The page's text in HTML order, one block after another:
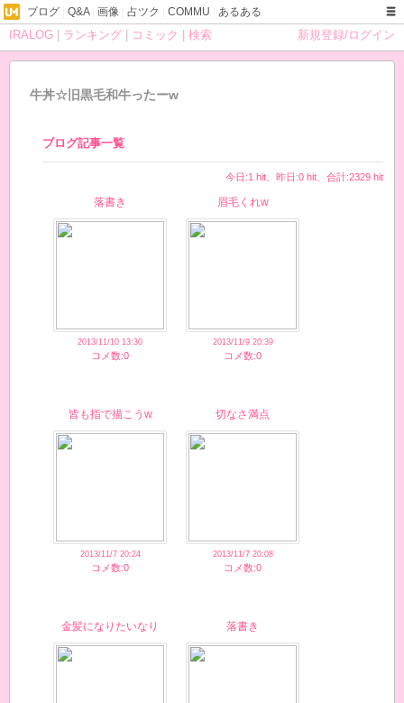
ブログ Q&A| 画像 占ツク COMMU あるある
IRALOG ランキング コミック 検索 新規登録/ログイン
牛丼☆旧黒毛和牛ったーw
ブログ記事一覧
今日:1 hit、昨日:0 hit、合計:2329 hit
落書き
2013/11/10 13:30
コメ数:0
眉毛くれw
2013/11/9 20:39
コメ数:0
皆も指で描こうw
2013/11/7 20:24
コメ数:0
切なさ満点
2013/11/7 20:08
コメ数:0
金髪になりたいなり 落書き